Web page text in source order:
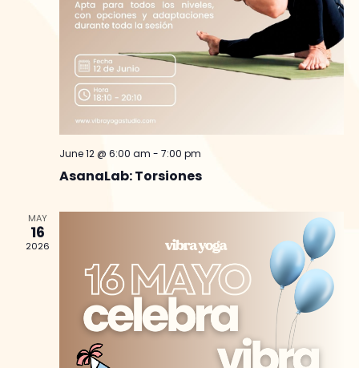
June 12 @ 6:00 am - 7:00 pm
AsanaLab: Torsiones
MAY
16
2026